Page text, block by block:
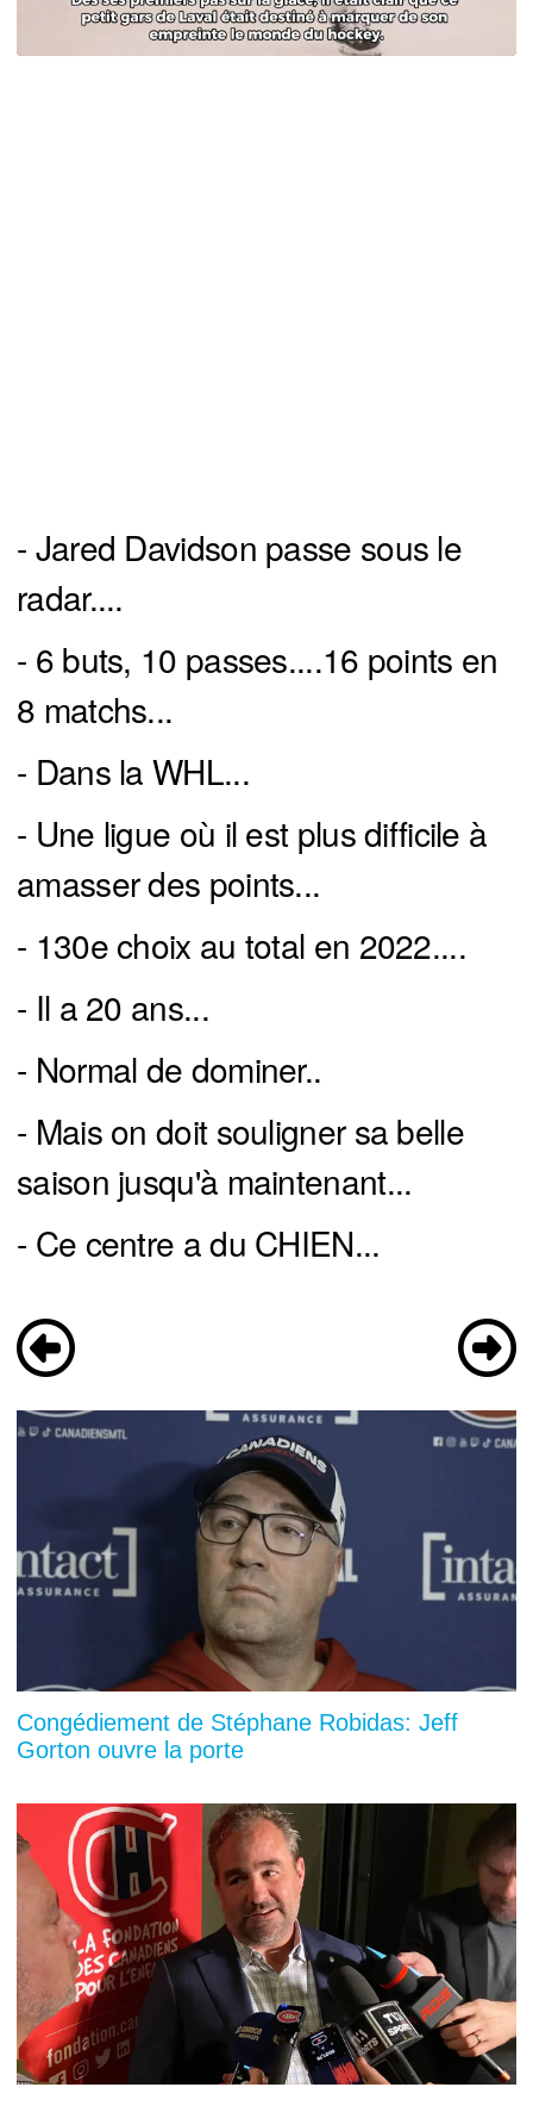
- Jared Davidson passe sous le
radar....
- 6 buts, 10 passes....16 points en
8 matchs...
- Dans la WHL...
- Une ligue où il est plus difficile à
amasser des points...
- 130e choix au total en 2022....
- Il a 20 ans...
- Normal de dominer..
- Mais on doit souligner sa belle
saison jusqu'à maintenant...
- Ce centre a du CHIEN...
Congédiement de Stéphane Robidas: Jeff
Gorton ouvre la porte